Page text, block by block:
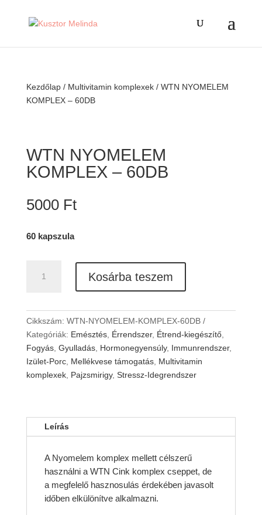
Kezdőlap/ Multivitamin komplexek/ WTN NYOMELEM
KOMPLEX – 60DB
WTN NYOMELEM
KOMPLEX – 60DB
5000 Ft
60 kapszula
NYOMELEM
60DB
mennyiség
Kosárba teszem
Cikkszám: WTN-NYOMELEM-KOMPLEX-60DB
Kategóriák: Emésztés, Érrendszer, Étrend-kiegészítő,
Fogyás, Gyulladás, Hormonegyensúly, Immunrendszer,
Izület-Porc, Mellékvese támogatás, Multivitamin
komplexek, Pajzsmirigy, Stressz-Idegrendszer
Leírás
A Nyomelem komplex mellett célszerű
használni a WTN Cink komplex cseppet, de
a megfelelő hasznosulás érdekében javasolt
időben elkülönítve alkalmazni.